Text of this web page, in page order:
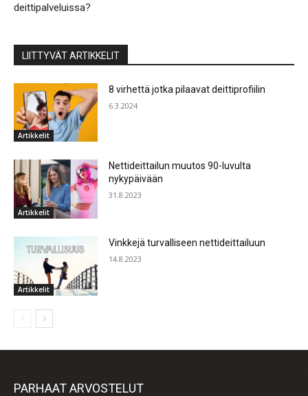
deittipalveluissa?
LIITTYVÄT ARTIKKELIT
Artikkelit
8 virhettä jotka pilaavat deittiprofiilin
6.3.2024
Artikkelit
Nettideittailun muutos 90-luvulta
nykypäivään
31.8.2023
Artikkelit
Vinkkejä turvalliseen nettideittailuun
14.8.2023
PARHAAT ARVOSTELUT